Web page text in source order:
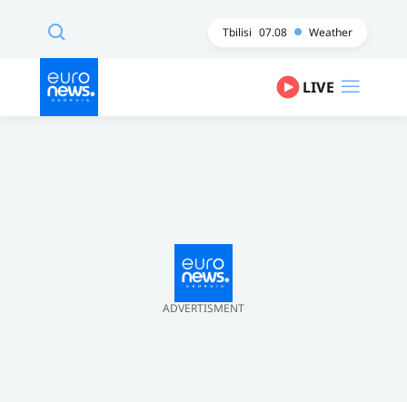
Tbilisi 07.08 Weather
LIVE
ADVERTISMENT